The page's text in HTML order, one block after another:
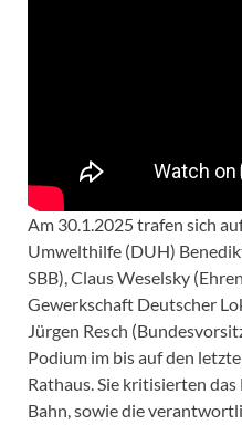
Am 30.1.2025 trafen sich
Umwelthilfe (DUH)
SBB), Claus Weselsky
Gewerkschaft Deutscher
Jürgen Resch
Podium im bis auf den
Rathaus. Sie kritisierten
Bahn, sowie die